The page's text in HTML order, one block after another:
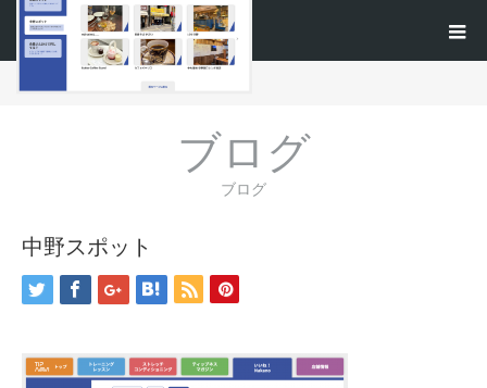
ブログ
ブログ
中野スポット